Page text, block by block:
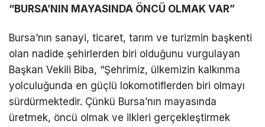
“BURSA’NIN MAYASINDA ÖNCÜ OLMAK VAR”
Bursa’nın sanayi, ticaret, tarım ve turizmin başkenti
olan nadide şehirlerden biri olduğunu vurgulayan
Başkan Vekili Biba, “Şehrimiz, ülkemizin kalkınma
yolculuğunda en güçlü lokomotiflerden biri olmayı
sürdürmektedir. Çünkü Bursa’nın mayasında
üretmek, öncü olmak ve ilkleri gerçekleştirmek